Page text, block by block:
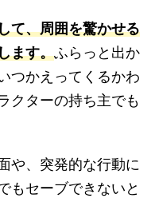
て、周囲を驚かせる
ます。ふらっと出か
つかえってくるかわ
クターの持ち主でも
や、突発的な行動に
もセーブできないと